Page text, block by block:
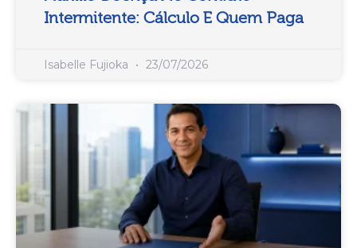
Intermitente: Cálculo E Quem Paga
Isabelle Fujioka 23/07/2026